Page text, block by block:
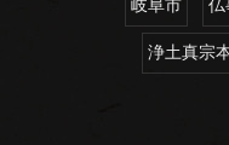
岐阜市 仏
浄土真宗